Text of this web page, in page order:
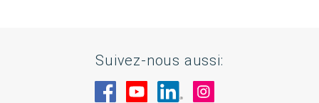
Suivez-nous aussi:
Rendez-nous visite sur Facebook
Rendez-nous visite sur
Rendez-nous visite